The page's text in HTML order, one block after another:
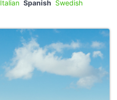
Italian Spanish Swedish